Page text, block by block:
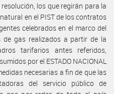
los que regirán para la
en el PIST de los contratos
celebrados en el marco del
de gas realizados a partir de la
tarifarios antes referidos,
por el ESTADO NACIONAL
necesarias a fin de que las
del servicio público de